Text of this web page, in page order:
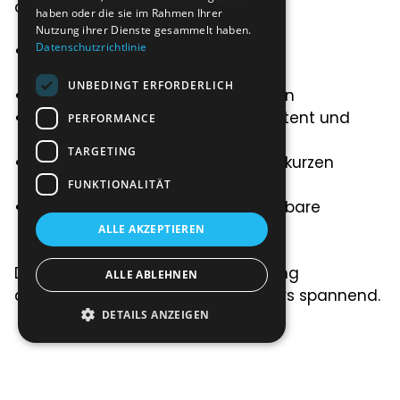
anderem:
zunehmende Digitalisierung und
Automatisierung
datengetriebene Entscheidungen
wachsende Bedeutung von Content und
Storytelling
neue Plattformen und Kanäle in kurzen
Zyklen
steigende Erwartungen an messbare
Wirkung
Diese Dynamik macht das Marketing
anspruchsvoll, aber auch besonders spannend.
haben oder die sie im Rahmen Ihrer
Nutzung ihrer Dienste gesammelt haben.
Datenschutzrichtlinie
UNBEDINGT ERFORDERLICH
PERFORMANCE
TARGETING
FUNKTIONALITÄT
ALLE AKZEPTIEREN
ALLE ABLEHNEN
DETAILS ANZEIGEN